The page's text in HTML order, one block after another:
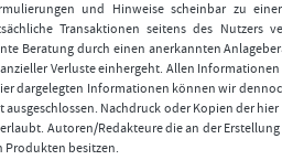
und Hinweise scheinbar zu
Transaktionen seitens des Nutzers
Beratung durch einen anerkannten
Verluste einhergeht. Allen
dargelegten Informationen können wir
ausgeschlossen. Nachdruck oder Kopien der
erlaubt. Autoren/Redakteure die an der
Produkten besitzen.